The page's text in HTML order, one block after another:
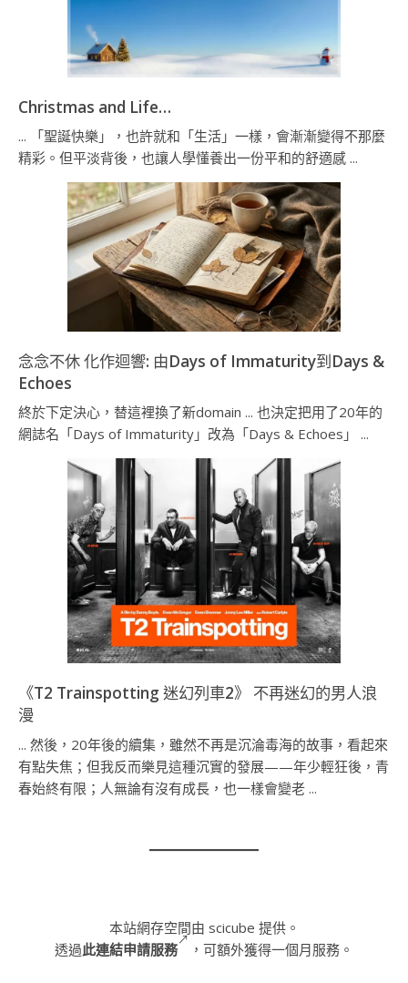
Christmas and Life…
... 「聖誕快樂」，也許就和「生活」一樣，會漸漸變得不那麼
精彩。但平淡背後，也讓人學懂養出一份平和的舒適感 ...
念念不休 化作迴響: 由Days of Immaturity到Days &
Echoes
終於下定決心，替這裡換了新domain ... 也決定把用了20年的
網誌名「Days of Immaturity」改為「Days & Echoes」 ...
《T2 Trainspotting 迷幻列車2》 不再迷幻的男人浪
漫
... 然後，20年後的續集，雖然不再是沉淪毒海的故事，看起來
有點失焦；但我反而樂見這種沉實的發展——年少輕狂後，青
春始終有限；人無論有沒有成長，也一樣會變老 ...
本站網存空間由 scicube 提供。
透過此連結申請服務 ，可額外獲得一個月服務。